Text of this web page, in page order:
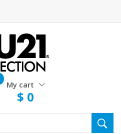
My cart
$ 0